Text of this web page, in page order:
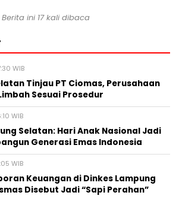
Berita ini 17 kali dibaca
WIB
Tinjau PT Ciomas, Perusahaan
Sesuai Prosedur
WIB
Selatan: Hari Anak Nasional Jadi
Generasi Emas Indonesia
WIB
Keuangan di Dinkes Lampung
Disebut Jadi “Sapi Perahan”